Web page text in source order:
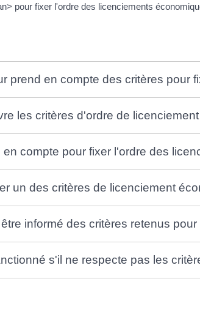
pour fixer l'ordre des licenciements
prend en compte des critères pour
les critères d'ordre de
compte pour fixer l'ordre des
un des critères de licenciement
informé des critères retenus
s'il ne respecte pas les